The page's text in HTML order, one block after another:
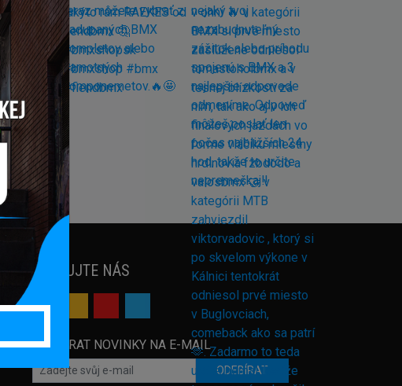
SLEDUJTE NÁS
ODEBÍRAT NOVINKY NA E-MAIL
ODEBÍRAT